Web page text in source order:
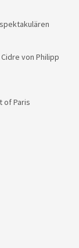
von Philipp
of Paris